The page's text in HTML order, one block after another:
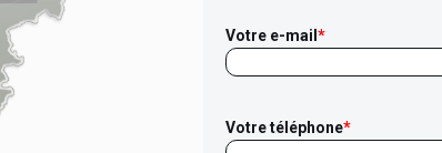
Votre e-mail *
Votre téléphone*